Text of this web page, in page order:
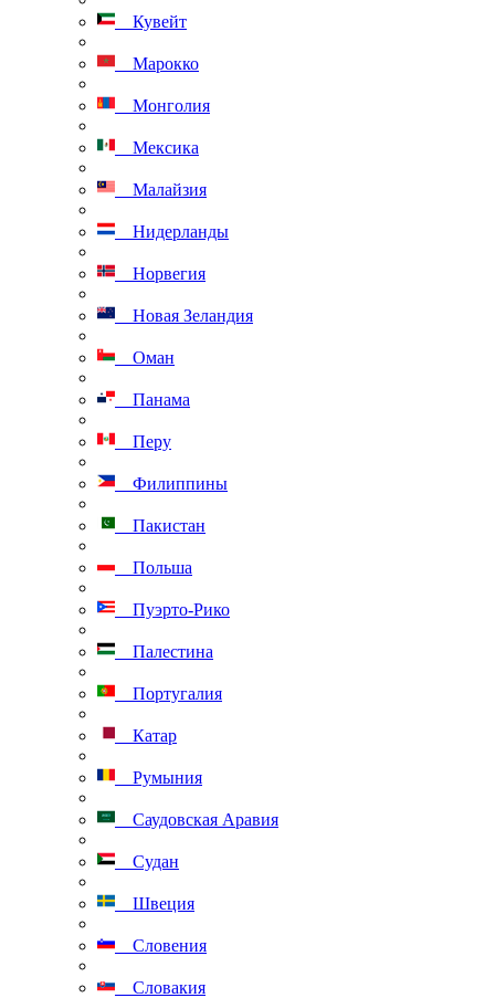
Кувейт
Марокко
Монголия
Мексика
Малайзия
Нидерланды
Норвегия
Новая Зеландия
Оман
Панама
Перу
Филиппины
Пакистан
Польша
Пуэрто-Рико
Палестина
Португалия
Катар
Румыния
Саудовская Аравия
Судан
Швеция
Словения
Словакия